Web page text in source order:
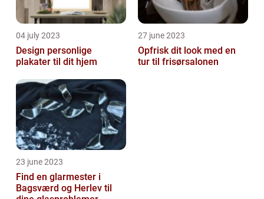
04 july 2023
Design personlige
plakater til dit hjem
27 june 2023
Opfrisk dit look med en
tur til frisørsalonen
23 june 2023
Find en glarmester i
Bagsværd og Herlev til